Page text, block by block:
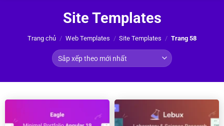
Site Templates
Trang chủ / Web Templates / Site Templates / Trang 58